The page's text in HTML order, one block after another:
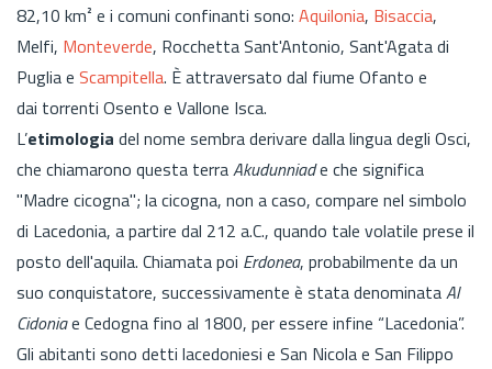
82,10 km² e i comuni confinanti sono: Aquilonia, Bisaccia,
Melfi, Monteverde, Rocchetta Sant'Antonio, Sant'Agata di
Puglia e Scampitella. È attraversato dal fiume Ofanto e
dai torrenti Osento e Vallone Isca.
L’etimologia del nome sembra derivare dalla lingua degli Osci,
che chiamarono questa terraAkudunniade che significa
"Madre cicogna"; la cicogna, non a caso, compare nel simbolo
di Lacedonia, a partire dal 212 a.C., quando tale volatile prese il
posto dell'aquila. Chiamata poi Erdonea, probabilmente da un
suo conquistatore, successivamente è stata denominataAl
Cidoniae Cedogna fino al 1800, per essere infine “Lacedonia”.
Gli abitanti sono detti lacedoniesi e San Nicola e San Filippo